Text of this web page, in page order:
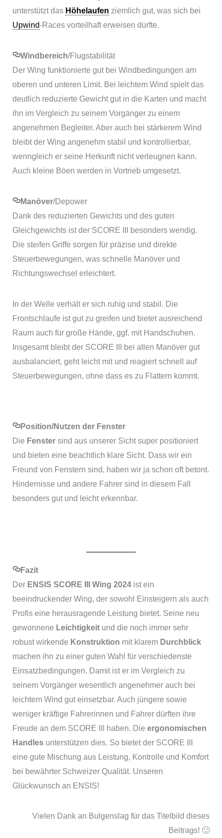
unterstützt das Höhelaufen ziemlich gut, was sich bei
Upwind-Races vorteilhaft erweisen dürfte.
Windbereich/Flugstabilität
Der Wing funktionierte gut bei Windbedingungen am
oberen und unteren Limit. Bei leichtem Wind spielt das
deutlich reduzierte Gewicht gut in die Karten und macht
ihn im Vergleich zu seinem Vorgänger zu einem
angenehmen Begleiter. Aber auch bei stärkerem Wind
bleibt der Wing angenehm stabil und kontrollierbar,
wenngleich er seine Herkunft nicht verleugnen kann.
Auch kleine Böen werden in Vortrieb umgesetzt.
Manöver/Depower
Dank des reduzierten Gewichts und des guten
Gleichgewichts ist der SCORE III besonders wendig.
Die steifen Griffe sorgen für präzise und direkte
Steuerbewegungen, was schnelle Manöver und
Richtungswechsel erleichtert.
In der Welle verhält er sich ruhig und stabil. Die
Frontschlaufe ist gut zu greifen und bietet ausreichend
Raum auch für große Hände, ggf. mit Handschuhen.
Insgesamt bleibt der SCORE III bei allen Manöver gut
ausbalanciert, geht leicht mit und reagiert schnell auf
Steuerbewegungen, ohne dass es zu Flattern kommt.
Position/Nutzen der Fenster
Die Fenster sind aus unserer Sicht super positioniert
und bieten eine beachtlich klare Sicht. Dass wir ein
Freund von Fenstern sind, haben wir ja schon oft betont.
Hindernisse und andere Fahrer sind in diesem Fall
besonders gut und leicht erkennbar.
Fazit
Der ENSIS SCORE III Wing 2024 ist ein
beeindruckender Wing, der sowohl Einsteigern als auch
Profis eine herausragende Leistung bietet. Seine neu
gewonnene Leichtigkeit und die noch immer sehr
robust wirkende Konstruktion mit klarem Durchblick
machen ihn zu einer guten Wahl für verschiedenste
Einsatzbedingungen. Damit ist er im Vergleich zu
seinem Vorgänger wesentlich angenehmer auch bei
leichtem Wind gut einsetzbar. Auch jüngere sowie
weniger kräftige Fahrerinnen und Fahrer dürften ihre
Freude an dem SCORE III haben. Dieergonomischen
Handles unterstützen dies. So bietet der SCORE III
eine gute Mischung aus Leistung, Kontrolle und Komfort
bei bewährter Schweizer Qualität. Unseren
Glückwunsch an ENSIS!
Vielen Dank an Bulgenslag für das Titelbild dieses
Beitrags! 🙂